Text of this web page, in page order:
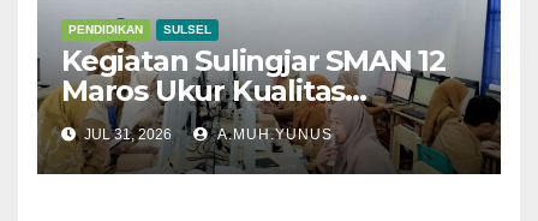
PENDIDIKAN SULSEL
Kegiatan Sulingjar SMAN 12
Maros Ukur Kualitas
Pembelajaran
JUL 31, 2026 A.MUH.YUNUS